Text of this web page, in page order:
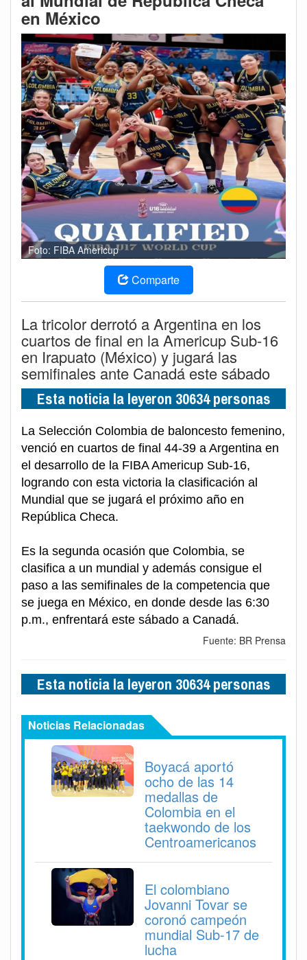
en México
Foto: FIBA Americup
Comparte
La tricolor derrotó a Argentina en los
cuartos de final en la Americup Sub-16
en Irapuato (México) y jugará las
semifinales ante Canadá este sábado
Esta noticia la leyeron 30634 personas
La Selección Colombia de baloncesto femenino,
venció en cuartos de final 44-39 a Argentina en
el desarrollo de la FIBA Americup Sub-16,
logrando con esta victoria la clasificación al
Mundial que se jugará el próximo año en
República Checa.
Es la segunda ocasión que Colombia, se
clasifica a un mundial y además consigue el
paso a las semifinales de la competencia que
se juega en México, en donde desde las 6:30
p.m., enfrentará este sábado a Canadá.
Fuente: BR Prensa
Esta noticia la leyeron 30634 personas
Noticias Relacionadas
Boyacá aportó
ocho de las 14
medallas de
Colombia en el
taekwondo de los
Centroamericanos
El colombiano
Jovanni Tovar se
coronó campeón
mundial Sub-17 de
lucha